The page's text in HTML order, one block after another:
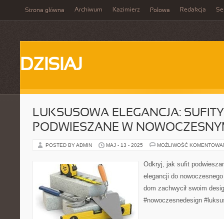
Strona główna Archiwum Kazimierz Połowa Redakcja
DZISIAJ
LUKSUSOWA ELEGANCJA: SUFITY
PODWIESZANE W
POSTED BY ADMIN MAJ - 13 - 2025 MOŻLIWOŚĆ
Odkryj, jak sufit
elegancji do
dom zachwycił swoim
#nowoczesnedesign